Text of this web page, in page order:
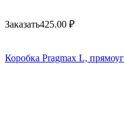
Заказать425.00 ₽
Коробка Pragmax L,